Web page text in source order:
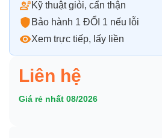
Kỹ thuật giỏi, cẩn thận
Bảo hành 1 ĐỔI 1 nếu lỗi
Xem trực tiếp, lấy liền
Liên hệ
Giá rẻ nhất 08/2026